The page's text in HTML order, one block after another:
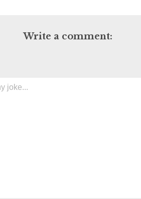
Write a comment: